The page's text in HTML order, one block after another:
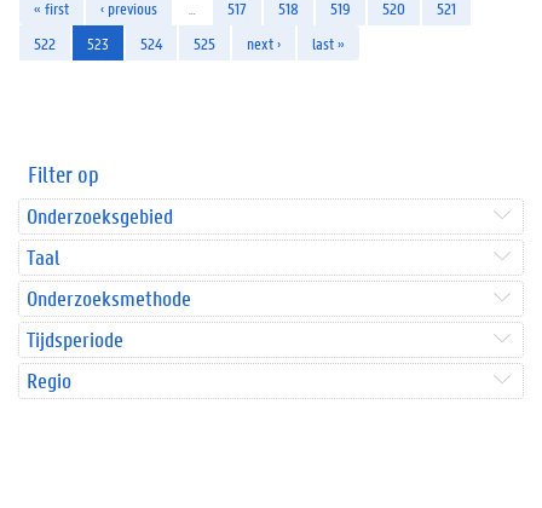
« first ‹ previous 517 518 519 520
521
522
523 524 525 next › last »
Filter op
Onderzoeksgebied
Taal
Onderzoeksmethode
Tijdsperiode
Regio